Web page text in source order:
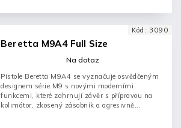
Beretta M9A4 Full Size
Na dotaz
Pistole Beretta M9A4 se vyznačuje osvědčeným
designem série M9 s novými moderními
funkcemi, které zahrnují závěr s přípravou na
kolimátor, zkosený zásobník a agresivně...
Kód: 3090